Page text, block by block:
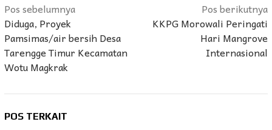
Navigasi
pos
Pos sebelumnya
Diduga, Proyek
Pamsimas/air bersih Desa
Tarengge Timur Kecamatan
Wotu Magkrak
Pos berikutnya
KKPG Morowali Peringati
Hari Mangrove
Internasional
POS TERKAIT